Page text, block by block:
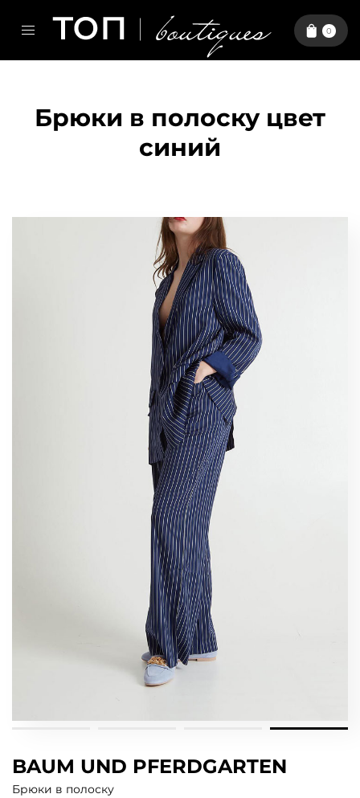
0
Брюки в полоску цвет
синий
BAUM UND PFERDGARTEN
Брюки в полоску